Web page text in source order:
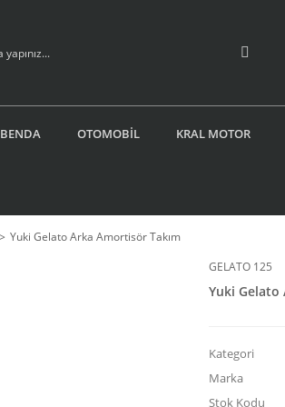
BENDA OTOMOBİL KRAL MOTOR
Yuki Gelato Arka Amortisör Takım
GELATO 125
Yuki Gelato
Kategori
Marka
Stok Kodu